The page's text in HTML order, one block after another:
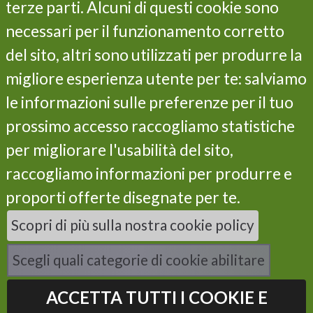
Le azioni
I risultati
Il programma LIFE
Contatti
Privacy and cookie policy
Iscriviti alla newsletter
Dichiaro di aver letto e di accettare l'informativa della privacy
presente sul sito, e presto il consenso al trattamento dei miei
dati per finalità di marketing e analisi statistica.
terze parti. Alcuni di questi cookie sono
necessari per il funzionamento corretto
del sito, altri sono utilizzati per produrre la
migliore esperienza utente per te: salviamo
le informazioni sulle preferenze per il tuo
prossimo accesso raccogliamo statistiche
per migliorare l'usabilità del sito,
raccogliamo informazioni per produrre e
proporti offerte disegnate per te.
Scopri di più sulla nostra cookie policy
Scegli quali categorie di cookie abilitare
ACCETTA TUTTI I COOKIE E